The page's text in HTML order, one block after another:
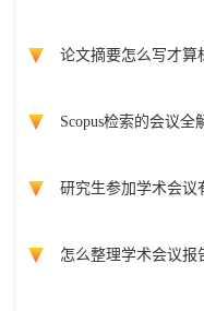
论文摘要怎么写才算
Scopus检索的会议
研究生参加学术会议
怎么整理学术会议报